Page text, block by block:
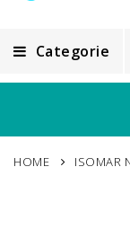
Categorie
HOME ISOMAR